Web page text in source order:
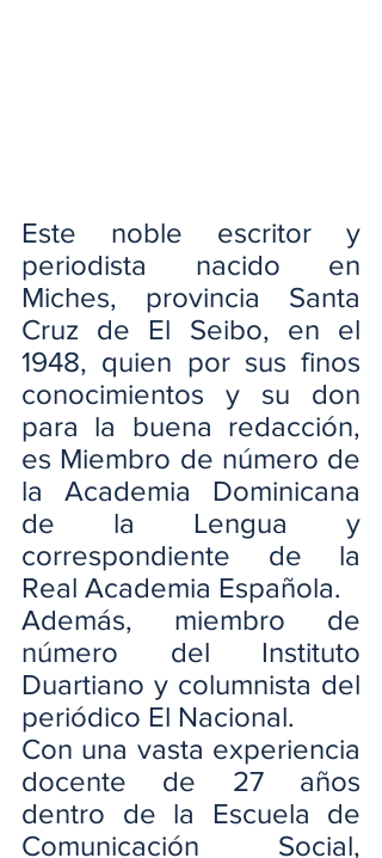
Este noble escritor y
periodista nacido en
Miches, provincia Santa
Cruz de El Seibo, en el
1948, quien por sus finos
conocimientos y su don
para la buena redacción,
es Miembro de número de
la Academia Dominicana
de la Lengua y
correspondiente de la
Real Academia Española.
Además, miembro de
número del Instituto
Duartiano y columnista del
periódico El Nacional.
Con una vasta experiencia
docente de 27 años
dentro de la Escuela de
Comunicación Social,